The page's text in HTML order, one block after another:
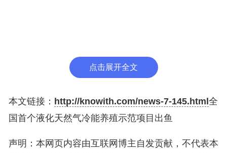
式气化器冷排水量不稳定等问题，进行了大量的养殖
济价值类冷水鱼对水温的敏感性，技术团队开发了基
于液化天然气冷能的水温调控系统，设计出更具适用
点击展开全文
本文链接： http://knowith.com/news-7-145.html 全
国首个液化天然气冷能养殖示范项目出鱼
声明：本网页内容由互联网博主自发贡献，不代表本